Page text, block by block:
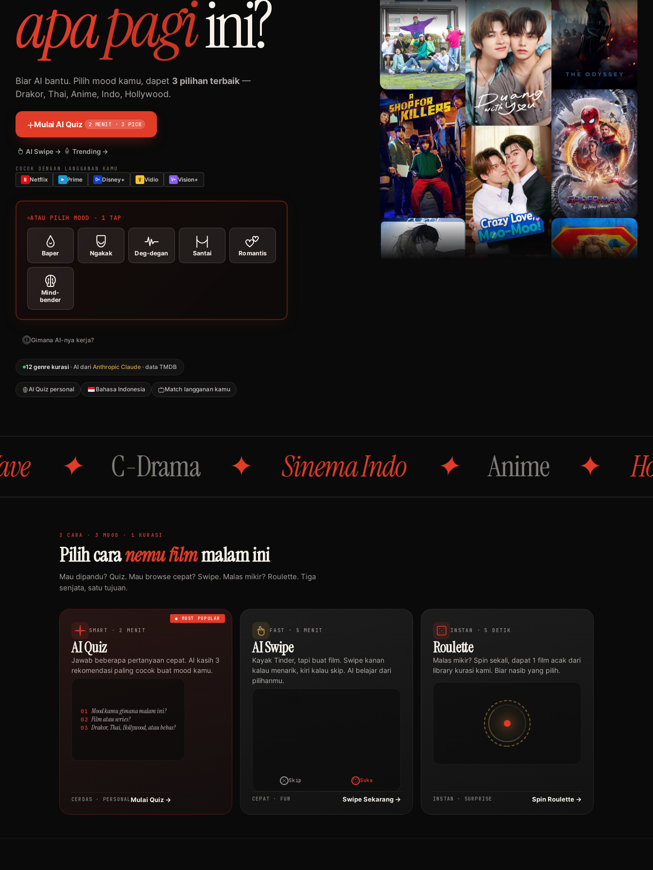
apapagiini?
Biar AI bantu. Pilih mood kamu, dapet 3 pilihan terbaik —
Drakor, Thai, Anime, Indo, Hollywood.
Mulai AI Quiz 2 MENIT · 3 PICK
AI Swipe → Trending →
COCOK DENGAN LANGGANAN KAMU
N Netflix Prime D+ Disney+ V Vidio V+ Vision+
ATAU PILIH MOOD · 1 TAP
Baper Ngakak Deg-degan Santai Romantis
Mind-
bender
ⓘGimana AI-nya kerja?
12 genre kurasi · AI dari Anthropic Claude · data TMDB
AI Quiz personal Bahasa Indonesia Match langganan kamu
C-Drama Sinema Indo Anime
3 CARA · 3 MOOD · 1 KURASI
Pilih caranemu filmmalam ini
Mau dipandu? Quiz. Mau browse cepat? Swipe. Malas mikir? Roulette. Tiga
senjata, satu tujuan.
● MOST POPULAR
SMART · 2 MENIT
AI Quiz
Jawab beberapa pertanyaan cepat. AI kasih 3
rekomendasi paling cocok buat mood kamu.
01 Mood kamu gimana malam ini?
02 Film atau series?
03 Drakor, Thai, Hollywood, atau bebas?
CERDAS · PERSONALMulai Quiz →
FAST · 5 MENIT
AI Swipe
Kayak Tinder, tapi buat film. Swipe kanan
kalau menarik, kiri kalau skip. AI belajar dari
pilihanmu.
Judul
Film
Skip Suka
CEPAT · FUN Swipe Sekarang →
INSTAN · 5 DETIK
Roulette
Malas mikir? Spin sekali, dapat 1 film acak dari
library kurasi kami. Biar nasib yang pilih.
INSTAN · SURPRISE Spin Roulette →